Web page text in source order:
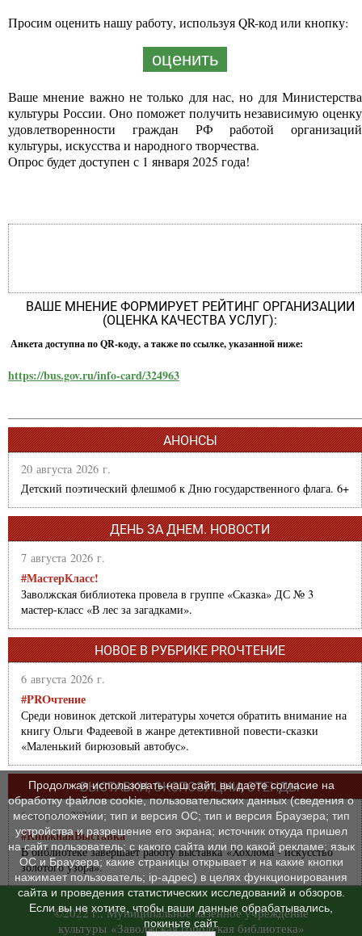
Просим оценить нашу работу, используя QR-код или кнопку:
оценить
Ваше мнение важно не только для нас, но для Министерства
культуры России. Оно поможет получить независимую оценку
удовлетворенности граждан РФ работой организаций
культуры, искусства и народного творчества.
Опрос будет доступен с 1 января 2025 года!
ВАШЕ МНЕНИЕ ФОРМИРУЕТ РЕЙТИНГ ОРГАНИЗАЦИИ
(ОЦЕНКА КАЧЕСТВА УСЛУГ):
Анкета доступна по QR-коду, а также по ссылке, указанной ниже:
https://bus.gov.ru/info-card/324963
АНОНСЫ
20 августа 2026 г.
Детский поэтический флешмоб к Дню государственного флага. 6+
ДЕНЬ ЗА ДНЕМ. НОВОСТИ
7 августа 2026 г.
#МастерКласс!
Заволжская библиотека провела в группе «Сказка» ДС № 3
мастер-класс «В лес за загадками».
НОВОЕ В РУБРИКЕ PROЧТЕНИЕ
6 августа 2026 г.
#PROчтение
Среди новинок детской литературы хочется обратить внимание на
книгу Ольги Фадеевой в жанре детективной повести-сказки
«Маленький бирюзовый автобус».
ВЫСТАВКИ, ЭКСПОЗИЦИИ, СТЕНДЫ
6 августа 2026 г.
#КнижнаяВыставка
В библиотеке завершает работу выставка «Хохлома - искусство
золотого узора».
©2022 г., Муниципальное казенное учреждение
культуры «Заволжская городская библиотека»
Продолжая использовать наш сайт, вы даете согласие на
обработку файлов cookie, пользовательских данных (сведения о
местоположении; тип и версия ОС; тип и версия Браузера; тип
устройства и разрешение его экрана; источник откуда пришел
на сайт пользователь; с какого сайта или по какой рекламе; язык
ОС и Браузера; какие страницы открывает и на какие кнопки
нажимает пользователь; ip-адрес) в целях функционирования
сайта и проведения статистических исследований и обзоров.
Если вы не хотите, чтобы ваши данные обрабатывались,
покиньте сайт.